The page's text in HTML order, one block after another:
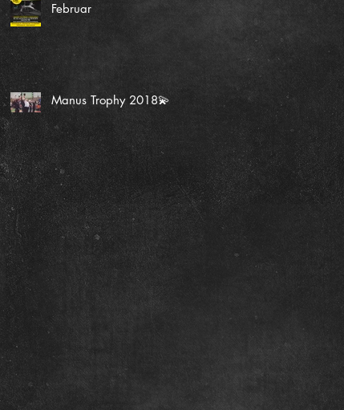
Februar
Manus Trophy 2018💫